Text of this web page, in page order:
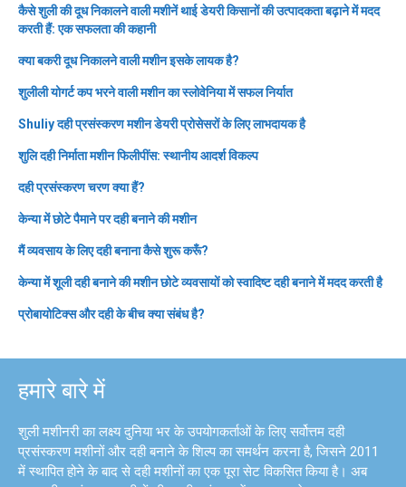
कैसे शुली की दूध निकालने वाली मशीनें थाई डेयरी किसानों की उत्पादकता बढ़ाने में मदद
करती हैं: एक सफलता की कहानी
क्या बकरी दूध निकालने वाली मशीन इसके लायक है?
शुलीली योगर्ट कप भरने वाली मशीन का स्लोवेनिया में सफल निर्यात
Shuliy दही प्रसंस्करण मशीन डेयरी प्रोसेसरों के लिए लाभदायक है
शुलि दही निर्माता मशीन फिलीपींस: स्थानीय आदर्श विकल्प
दही प्रसंस्करण चरण क्या हैं?
केन्या में छोटे पैमाने पर दही बनाने की मशीन
मैं व्यवसाय के लिए दही बनाना कैसे शुरू करूँ?
केन्या में शूली दही बनाने की मशीन छोटे व्यवसायों को स्वादिष्ट दही बनाने में मदद करती है
प्रोबायोटिक्स और दही के बीच क्या संबंध है?
हमारे बारे में
शुली मशीनरी का लक्ष्य दुनिया भर के उपयोगकर्ताओं के लिए सर्वोत्तम दही
प्रसंस्करण मशीनों और दही बनाने के शिल्प का समर्थन करना है, जिसने 2011
में स्थापित होने के बाद से दही मशीनों का एक पूरा सेट विकसित किया है। अब